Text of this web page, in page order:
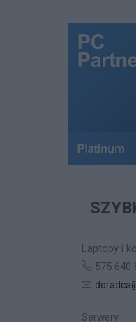
Laptopy i
575 640
Serwery